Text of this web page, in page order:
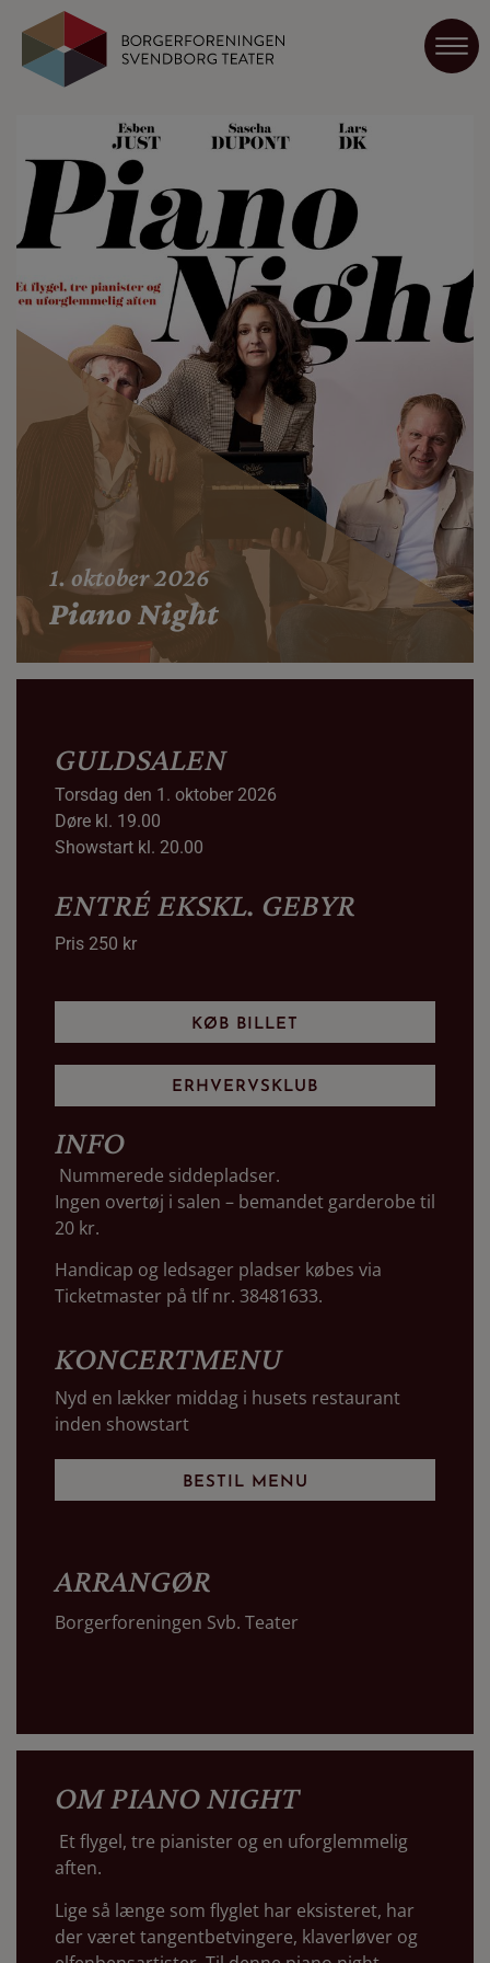
1. oktober 2026
Piano Night
GULDSALEN
Torsdag den 1. oktober 2026
Døre kl. 19.00
Showstart kl. 20.00
ENTRÉ EKSKL. GEBYR
Pris 250 kr
KØB BILLET
ERHVERVSKLUB
INFO
Nummerede siddepladser.
Ingen overtøj i salen – bemandet garderobe til
20 kr.
Handicap og ledsager pladser købes via
Ticketmaster på tlf nr. 38481633.
KONCERTMENU
Nyd en lækker middag i husets restaurant
inden showstart
BESTIL MENU
ARRANGØR
Borgerforeningen Svb. Teater
OM PIANO NIGHT
Et flygel, tre pianister og en uforglemmelig
aften.
Lige så længe som flyglet har eksisteret, har
der været tangentbetvingere, klaverløver og